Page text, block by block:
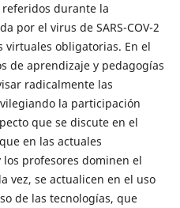
durante la
por el virus de SARS-COV-2
virtuales obligatorias. En el
de aprendizaje y pedagogías
radicalmente las
la participación
que se discute en el
en las actuales
profesores dominen el
vez, se actualicen en el uso
de las tecnologías, que